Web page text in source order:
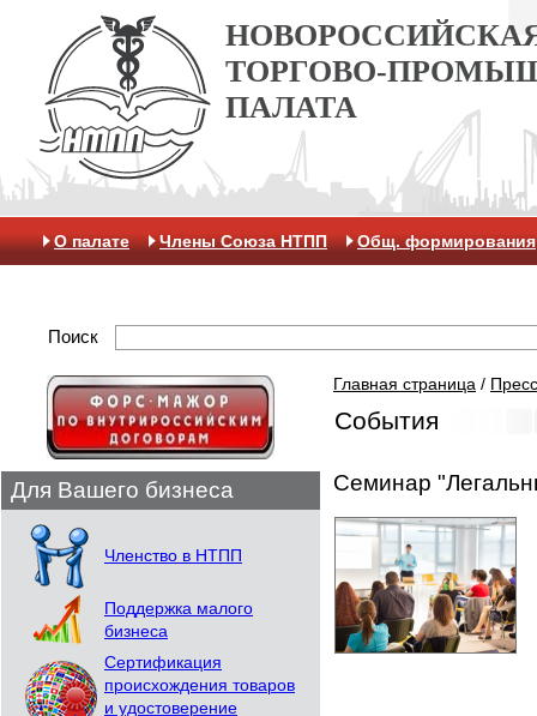
ТОРГОВО-
ПАЛАТА
О палате Члены Союза НТПП Общ. формирования
Поиск
Для Вашего бизнеса
Членство в НТПП
Поддержка малого
бизнеса
Сертификация
происхождения товаров
и удостоверение
Главная страница /
События
Семинар